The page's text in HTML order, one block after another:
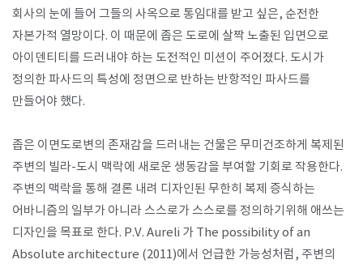
회사의 눈에 들어 그들의 사옥으로 통임대를 받고 싶은, 순전한
자본가적 열망이다. 이 때문에 좁은 도로에 살짝 노출된 입면으로
아이덴티티를 드러내야 하는 도전적인 미션이 주어졌다. 도시가
정의한 파사드의 특성에 정면으로 반하는 반항적인 파사드를
만들어야 했다.
좁은 이면도로변의 존재감을 드러내는 건물은 무미건조하게 복제된
주변의 빌라-도시 맥락에 새로운 생동감을 부여할 기회로 작용한다.
주변의 맥락을 통해 결론 내려 디자인된 무한히 복제 증식하는
어바니즘의 일부가 아니라 스스로가 스스로를 정의하기위해 애쓰는
디자인을 목표로 한다. P.V. Aureli 가 The possibility of an
Absolute architecture (2011)에서 언급한 가능성처럼, 주변의